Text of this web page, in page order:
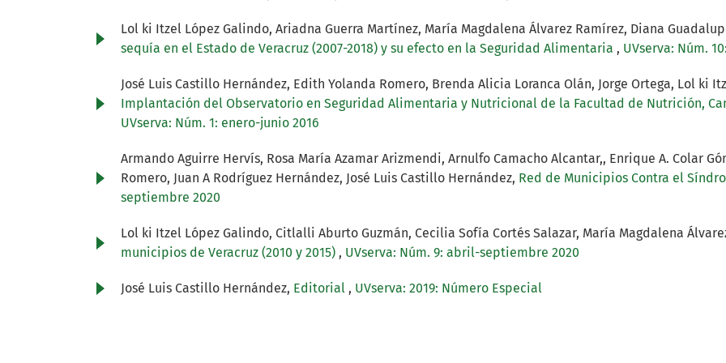
Lol ki Itzel López Galindo, Ariadna Guerra Martínez, María Magdalena Álvarez Ramírez, Diana
sequía en el Estado de Veracruz (2007-2018) y su efecto en la Seguridad Alimentaria , UVserva: Núm.
José Luis Castillo Hernández, Edith Yolanda Romero, Brenda Alicia Loranca Olán, Jorge Ortega, Lol ki
Implantación del Observatorio en Seguridad Alimentaria y Nutricional de la Facultad de Nutrición,
UVserva: Núm. 1: enero-junio 2016
Armando Aguirre Hervís, Rosa María Azamar Arizmendi, Arnulfo Camacho Alcantar,, Enrique A. Colar
Romero, Juan A Rodríguez Hernández, José Luis Castillo Hernández, Red de Municipios Contra el
septiembre 2020
Lol ki Itzel López Galindo, Citlalli Aburto Guzmán, Cecilia Sofía Cortés Salazar, María Magdalena
municipios de Veracruz (2010 y 2015) , UVserva: Núm. 9: abril-septiembre 2020
José Luis Castillo Hernández, Editorial , UVserva: 2019: Número Especial